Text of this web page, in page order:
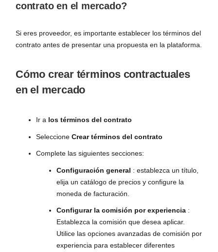
contrato en el mercado?
Si eres proveedor, es importante establecer los términos del
contrato antes de presentar una propuesta en la plataforma.
Cómo crear términos contractuales
en el mercado
Ir a los términos del contrato
Seleccione Crear términos del contrato
Complete las siguientes secciones:
Configuración general : establezca un título,
elija un catálogo de precios y configure la
moneda de facturación.
Configurar la comisión por experiencia :
Establezca la comisión que desea aplicar.
Utilice las opciones avanzadas de comisión por
experiencia para establecer diferentes